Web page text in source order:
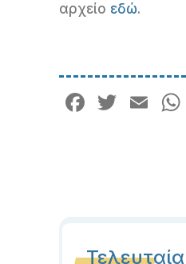
αρχείο εδώ.